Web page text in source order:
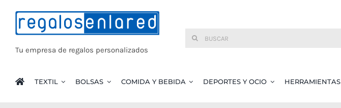
contenido
Tu empresa de regalos personalizados
Buscar:
TEXTIL BOLSAS COMIDA Y BEBIDA DEPORTES Y OCIO HERRAMIENTAS